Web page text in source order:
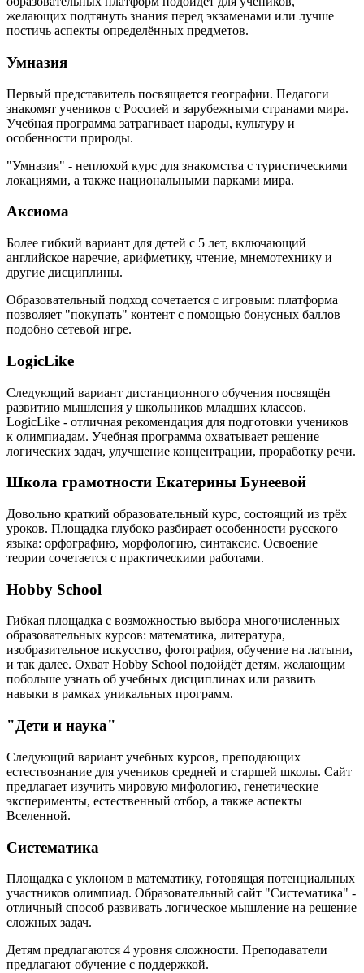
желающих подтянуть знания перед экзаменами или лучше
постичь аспекты определённых предметов.
Умназия
Первый представитель посвящается географии. Педагоги
знакомят учеников с Россией и зарубежными странами мира.
Учебная программа затрагивает народы, культуру и
особенности природы.
"Умназия" - неплохой курс для знакомства с туристическими
локациями, а также национальными парками мира.
Аксиома
Более гибкий вариант для детей с 5 лет, включающий
английское наречие, арифметику, чтение, мнемотехнику и
другие дисциплины.
Образовательный подход сочетается с игровым: платформа
позволяет "покупать" контент с помощью бонусных баллов
подобно сетевой игре.
LogicLike
Следующий вариант дистанционного обучения посвящён
развитию мышления у школьников младших классов.
LogicLike - отличная рекомендация для подготовки учеников
к олимпиадам. Учебная программа охватывает решение
логических задач, улучшение концентрации, проработку речи.
Школа грамотности Екатерины Бунеевой
Довольно краткий образовательный курс, состоящий из трёх
уроков. Площадка глубоко разбирает особенности русского
языка: орфографию, морфологию, синтаксис. Освоение
теории сочетается с практическими работами.
Hobby School
Гибкая площадка с возможностью выбора многочисленных
образовательных курсов: математика, литература,
изобразительное искусство, фотография, обучение на латыни,
и так далее. Охват Hobby School подойдёт детям, желающим
побольше узнать об учебных дисциплинах или развить
навыки в рамках уникальных программ.
"Дети и наука"
Следующий вариант учебных курсов, преподающих
естествознание для учеников средней и старшей школы. Сайт
предлагает изучить мировую мифологию, генетические
эксперименты, естественный отбор, а также аспекты
Вселенной.
Систематика
Площадка с уклоном в математику, готовящая потенциальных
участников олимпиад. Образовательный сайт "Систематика" -
отличный способ развивать логическое мышление на решение
сложных задач.
Детям предлагаются 4 уровня сложности. Преподаватели
предлагают обучение с поддержкой.